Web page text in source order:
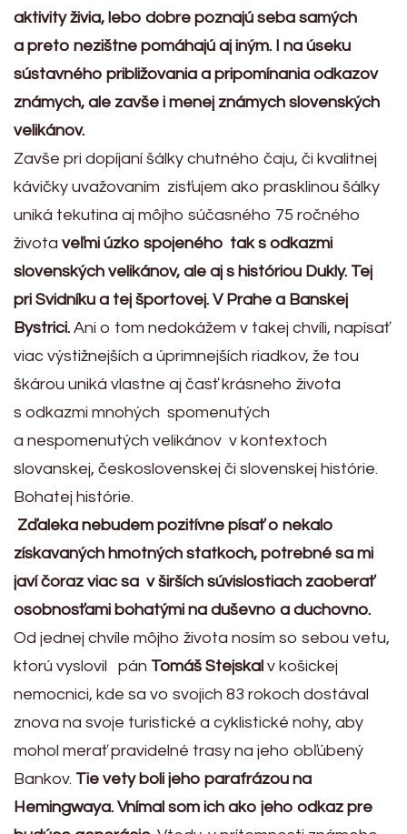
aktivity živia, lebo dobre poznajú seba samých
a preto nezištne pomáhajú aj iným. I na úseku
sústavného približovania a pripomínania odkazov
známych, ale zavše i menej známych slovenských
velikánov.
Zavše pri dopíjaní šálky chutného čaju, či kvalitnej
kávičky uvažovaním zisťujem ako prasklinou šálky
uniká tekutina aj môjho súčasného 75 ročného
života veľmi úzko spojeného tak s odkazmi
slovenských velikánov, ale aj s históriou Dukly. Tej
pri Svidníku a tej športovej. V Prahe a Banskej
Bystrici. Ani o tom nedokážem v takej chvíli, napísať
viac výstižnejších a úprimnejších riadkov, že tou
škárou uniká vlastne aj časť krásneho života
s odkazmi mnohých spomenutých
a nespomenutých velikánov v kontextoch
slovanskej, československej či slovenskej histórie.
Bohatej histórie.
Zďaleka nebudem pozitívne písať o nekalo
získavaných hmotných statkoch, potrebné sa mi
javí čoraz viac sa v širších súvislostiach zaoberať
osobnosťami bohatými na duševno a duchovno.
Od jednej chvíle môjho života nosím so sebou vetu,
ktorú vyslovil pán Tomáš Stejskal v košickej
nemocnici, kde sa vo svojich 83 rokoch dostával
znova na svoje turistické a cyklistické nohy, aby
mohol merať pravidelné trasy na jeho obľúbený
Bankov. Tie vety boli jeho parafrázou na
Hemingwaya. Vnímal som ich ako jeho odkaz pre